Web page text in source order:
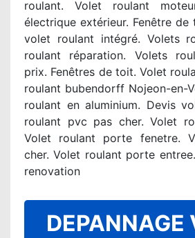
roulant. Volet roulant
électrique extérieur. Fenêtre de
volet roulant intégré. Volets
roulant réparation. Volets
prix. Fenêtres de toit. Volet
roulant bubendorff Nojeon-en-
roulant en aluminium. Devis
roulant pvc pas cher. Volet
Volet roulant porte fenetre.
cher. Volet roulant porte
renovation
DEPANNAGE